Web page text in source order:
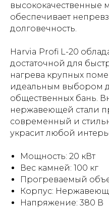
высококачественные
обеспечивает
долговечность.
Harvia Profi L-20
достаточной для
нагрева крупных
идеальным выбором
общественных бань.
нержавеющей стали
современный и
украсит любой
Мощность: 20 кВт
Вес камней: 100 кг
Прогреваемый
Корпус:
Напряжение: 380 В